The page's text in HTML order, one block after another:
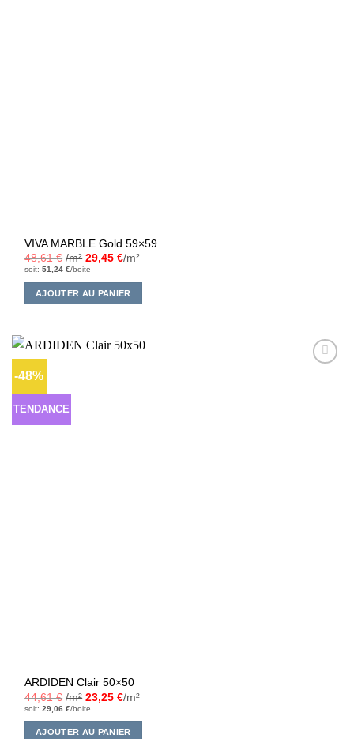
VIVA MARBLE Gold 59×59
48,61€ /m² 29,45€/m²
soit:51,24€/boite
AJOUTER AU PANIER
-48%
TENDANCE
ARDIDEN Clair 50×50
44,61€ /m² 23,25€/m²
soit:29,06€/boite
AJOUTER AU PANIER